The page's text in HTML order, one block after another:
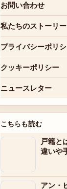
お問い合わせ
私たちのストーリー
プライバシーポリ
クッキーポリシー
ニュースレター
こちらも読む
戸籍と
違いや
アン・